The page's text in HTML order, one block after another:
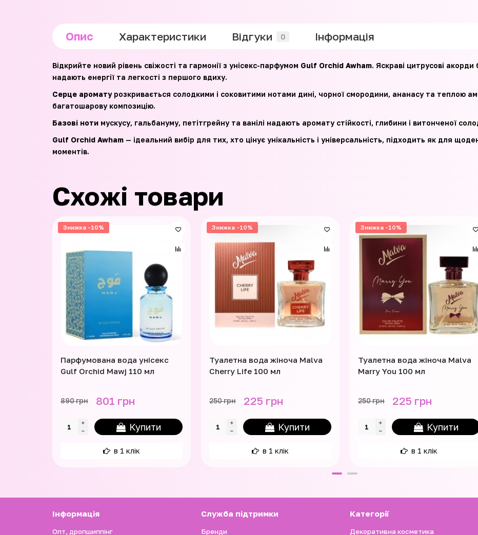
Опис Характеристики Відгуки 0 Iнформація
Відкрийте новий рівень свіжості та гармонії з унісекс-парфумом Gulf Orchid Awham. Яскраві цитрусові
надають енергії та легкості з першого вдиху.
Серце ароматурозкривається солодкими і соковитими нотами дині, чорної смородини, ананасу та теплою
багатошарову композицію.
Базові ноти мускусу, гальбануму, петітгрейну та ванілі надають аромату стійкості, глибини і витонченої
Gulf Orchid Awham — ідеальний вибір для тих, хто цінує унікальність і універсальність, підходить як для
моментів.
Схожі товари
Знижка -10%
Парфумована вода унісекс
Gulf Orchid Mawj 110 мл
890 грн 801 грн
Купити
в 1 клік
Знижка -10%
Туалетна вода жіноча Malva
Cherry Life 100 мл
250 грн 225 грн
Купити
в 1 клік
Знижка -10%
Туалетна вода жіноча Malva
Marry You 100 мл
250 грн 225 грн
Купити
в 1 клік
Iнформація
Опт, дропшиппінг
Служба підтримки
Бренди
Категорії
Декоративна косметика